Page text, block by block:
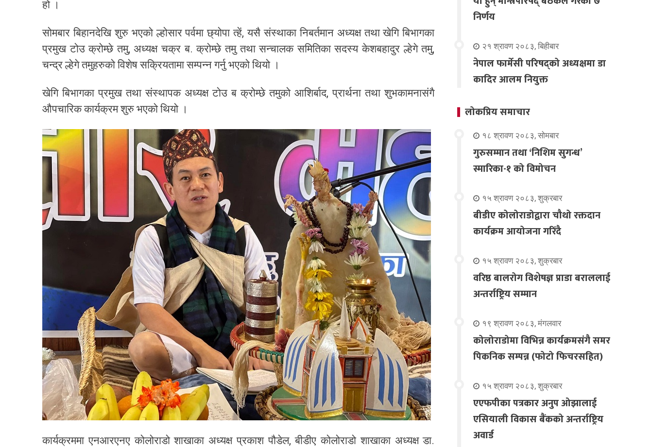
हो ।
सोमबार बिहानदेखि शुरु भएको ल्होसार पर्वमा छ्योपा त्हें, यसै संस्थाका निबर्तमान अध्यक्ष तथा खेगि बिभागका
प्रमुख टोउ क्रोम्छे तमु, अध्यक्ष चक्र ब. क्रोम्छे तमु तथा सन्चालक समितिका सदस्य केशबहादुर ल्हेगे तमु,
चन्द्र ल्हेगे तमुहरुको विशेष सक्रियतामा सम्पन्न गर्नु भएको थियो ।
खेगि बिभागका प्रमुख तथा संस्थापक अध्यक्ष टोउ ब क्रोम्छे तमुको आशिर्बाद, प्रार्थना तथा शुभकामनासंगै
औपचारिक कार्यक्रम शुरु भएको थियो ।
कार्यक्रममा एनआरएनए कोलोराडो शाखाका अध्यक्ष प्रकाश पौडेल, बीडीए कोलोराडो शाखाका अध्यक्ष डा.
निर्णय
२१ श्रावण २०८३, बिहीबार
नेपाल फार्मेसी परिषद्को अध्यक्षमा डा
कादिर आलम नियुक्त
लोकप्रिय समाचार
१८ श्रावण २०८३, सोमबार
गुरुसम्मान तथा ‘निशिम सुगन्ध’
स्मारिका-१ को विमोचन
१५ श्रावण २०८३, शुक्रबार
बीडीए कोलोराडोद्वारा चौथो रक्तदान
कार्यक्रम आयोजना गरिंदै
१५ श्रावण २०८३, शुक्रबार
वरिष्ठ बालरोग विशेषज्ञ प्राडा बराललाई
अन्तर्राष्ट्रिय सम्मान
१९ श्रावण २०८३, मंगलवार
कोलोराडोमा विभिन्न कार्यक्रमसंगै समर
पिकनिक सम्पन्न (फोटो फिचरसहित)
१५ श्रावण २०८३, शुक्रबार
एएफपीका पत्रकार अनुप ओझालाई
एसियाली विकास बैंकको अन्तर्राष्ट्रिय
अवार्ड